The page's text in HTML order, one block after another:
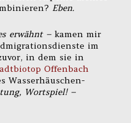
Eben.
erwähnt – kamen mir
im
in dem sie in
Offenbach
Wasserhäuschen-
Wortspiel! –